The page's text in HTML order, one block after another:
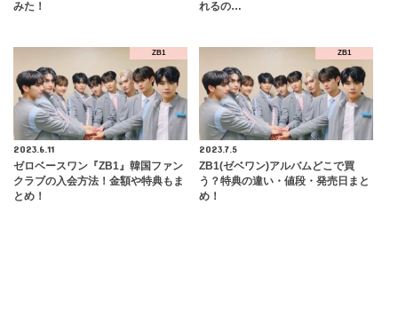
みた！ れるの…
ZB1
2023.6.11
ゼロベースワン『ZB1』韓国ファン
クラブの入会方法！金額や特典もま
とめ！
ZB1
2023.7.5
ZB1(ゼベワン)アルバムどこで買
う？特典の違い・値段・発売日まと
め！